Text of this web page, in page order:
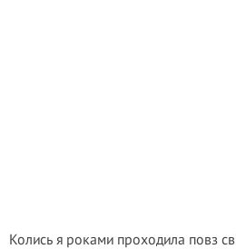
Колись я роками проходила повз